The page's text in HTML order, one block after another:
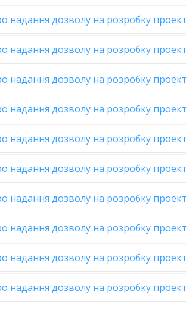
надання дозволу на розробку
надання дозволу на розробку
надання дозволу на розробку
надання дозволу на розробку
надання дозволу на розробку
надання дозволу на розробку
надання дозволу на розробку
надання дозволу на розробку
надання дозволу на розробку
надання дозволу на розробку